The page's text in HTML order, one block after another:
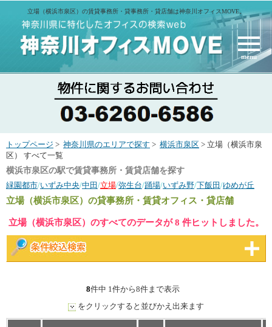
立場（横浜市泉区）の賃貸事務所・貸事務所・貸店舗は神奈川オフィスMOVE。
menu
トップページ > 神奈川県のエリアで探す > 横浜市泉区 > 立場（横浜市泉
区） すべて一覧
横浜市泉区の駅で賃貸事務所・賃貸店舗を探す
緑園都市/いずみ中央/中田 /立場/弥生台/踊場/いずみ野/下飯田 /ゆめが丘
立場（横浜市泉区） の貸事務所・賃貸オフィス・貸店舗
立場（横浜市泉区）のすべてのデータが 8 件ヒットしました。
8件中 1件から8件まで表示
をクリックすると並びかえ出来ます